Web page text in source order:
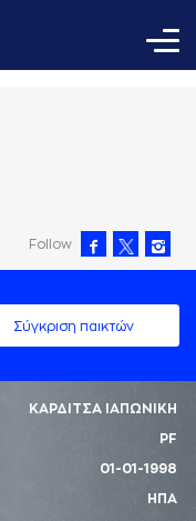
Follow
Σύγκριση παικτών
ΚΑΡΔΙΤΣΑ ΙΑΠΩΝΙΚΗ
PF
01-01-1998
ΗΠΑ